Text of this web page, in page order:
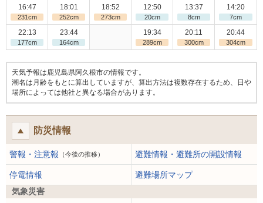
16:47
231cm
22:13
177cm
18:01
252cm
23:44
164cm
18:52
273cm
12:50
20cm
19:34
289cm
13:37
8cm
20:11
300cm
14:20
7cm
20:44
304cm
天気予報は鹿児島県阿久根市の情報です。
潮名は月齢をもとに算出していますが、算出方法は複数存在するため、日や
場所によっては他社と異なる場合があります。
防災情報
警報・注意報 （今後の推移） 避難情報・避難所の開設情報
停電情報
避難場所マップ
気象災害